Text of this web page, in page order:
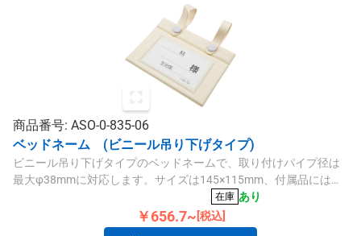
商品番号: ASO-0-835-06
ベッドネーム (ビニール吊り下げタイプ)
ビニール吊り下げタイプのベッドネームで、取り付けパイプ径は
最大φ38mmに対応します。サイズは145×115mm、付属品には交
換用用紙（品番：0-835-32）が含まれています。
在庫 あり
￥656.7~ [税込]